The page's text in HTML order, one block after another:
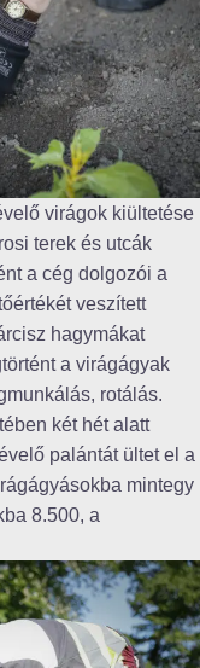
virágok kiültetése
terek és utcák
a cég dolgozói a
veszített
hagymákat
a virágágyak
rotálás.
két hét alatt
palántát ültet el a
mintegy
8.500, a